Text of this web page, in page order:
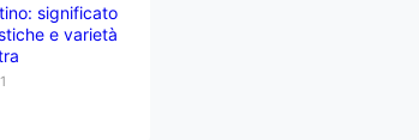
significato
e varietà